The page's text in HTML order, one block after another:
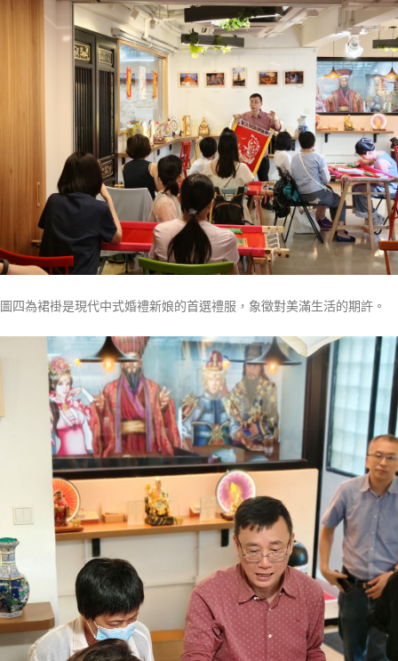
圖四為裙褂是現代中式婚禮新娘的首選禮服，象徵對美滿生活的期許。